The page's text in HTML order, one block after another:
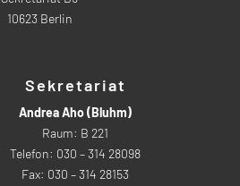
10623 Berlin
Sekretariat
Andrea Aho (Bluhm)
Raum: B 221
Telefon: 030 – 314 28098
Fax: 030 – 314 28153